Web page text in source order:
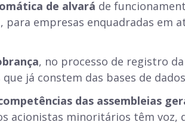
de alvará de
para empresas enquadradas em
, no processo de registro
já constem das bases de
das assembleias
acionistas minoritários têm voz,